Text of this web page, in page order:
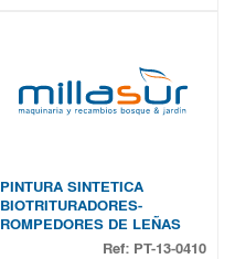
PINTURA SINTETICA
BIOTRITURADORES-
ROMPEDORES DE LEÑAS
Ref: PT-13-0410